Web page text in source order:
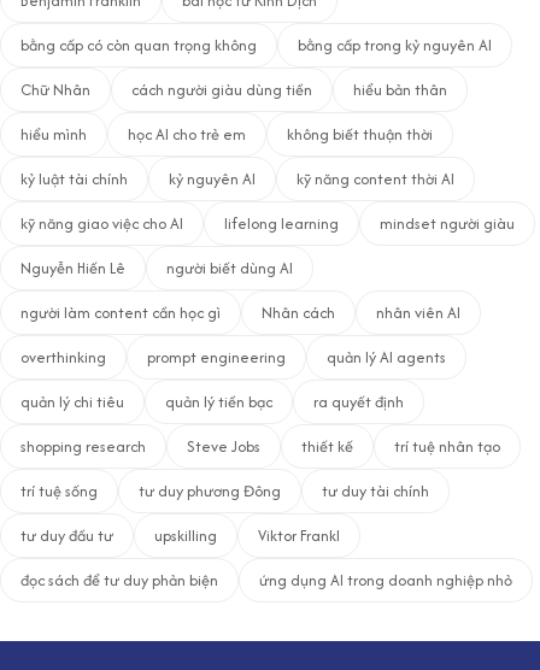
bằng cấp có còn quan trọng không
bằng cấp trong kỷ nguyên AI
Chữ Nhân
cách người giàu dùng tiền
hiểu bản thân
hiểu mình
học AI cho trẻ em
không biết thuận thời
kỷ luật tài chính
kỷ nguyên AI
kỹ năng content thời AI
kỹ năng giao việc cho AI
lifelong learning
mindset người giàu
Nguyễn Hiến Lê
người biết dùng AI
người làm content cần học gì
Nhân cách
nhân viên AI
overthinking
prompt engineering
quản lý AI agents
quản lý chi tiêu
quản lý tiền bạc
ra quyết định
shopping research
Steve Jobs thiết kế
trí tuệ nhân tạo
trí tuệ sống
tư duy phương Đông
tư duy tài chính
tư duy đầu tư
upskilling
Viktor Frankl
đọc sách để tư duy phản biện
ứng dụng AI trong doanh nghiệp nhỏ